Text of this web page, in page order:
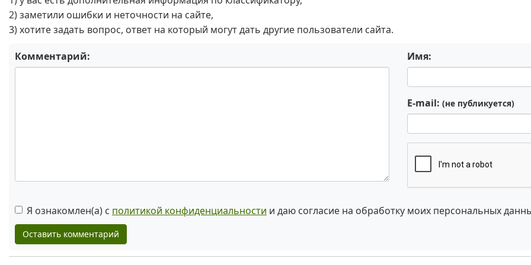
2) заметили ошибки и неточности на сайте,
3) хотите задать вопрос, ответ на который могут дать другие пользователи сайта.
Комментарий: Имя:
E-mail: (не публикуется)
Я ознакомлен(а) с политикой конфиденциальности и даю согласие на обработку моих персональных
Оставить комментарий